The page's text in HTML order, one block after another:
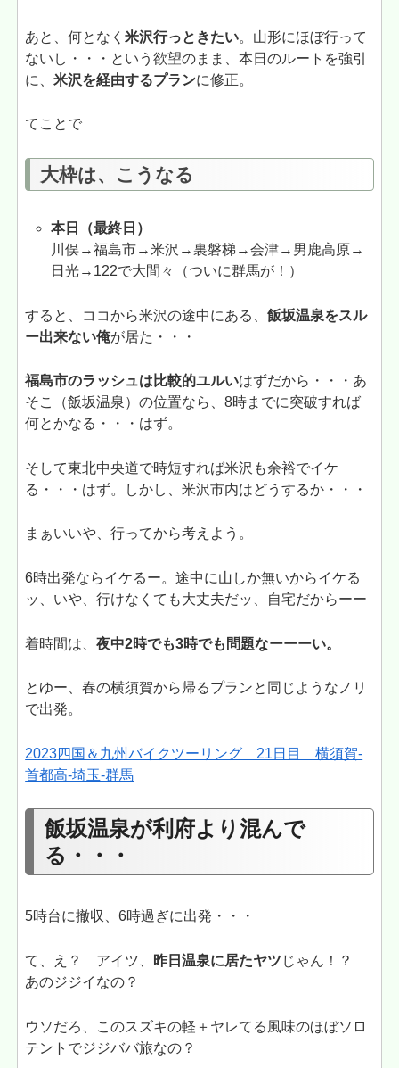
あと、何となく米沢行っときたい。山形にほぼ行って
ないし・・・という欲望のまま、本日のルートを強引
に、米沢を経由するプランに修正。
てことで
大枠は、こうなる
本日（最終日）
川俣→福島市→米沢→裏磐梯→会津→男鹿高原→
日光→122で大間々（ついに群馬が！）
すると、ココから米沢の途中にある、飯坂温泉をスル
ー出来ない俺が居た・・・
福島市のラッシュは比較的ユルいはずだから・・・あ
そこ（飯坂温泉）の位置なら、8時までに突破すれば
何とかなる・・・はず。
そして東北中央道で時短すれば米沢も余裕でイケ
る・・・はず。しかし、米沢市内はどうするか・・・
まぁいいや、行ってから考えよう。
6時出発ならイケるー。途中に山しか無いからイケる
ッ、いや、行けなくても大丈夫だッ、自宅だからーー
着時間は、夜中2時でも3時でも問題なーーーい。
とゆー、春の横須賀から帰るプランと同じようなノリ
で出発。
2023四国＆九州バイクツーリング 21日目 横須賀-
首都高-埼玉-群馬
飯坂温泉が利府より混んで
る・・・
5時台に撤収、6時過ぎに出発・・・
て、え？ アイツ、 昨日温泉に居たヤツ じゃん！？
あのジジイなの？
ウソだろ、このスズキの軽＋ヤレてる風味のほぼソロ
テントでジジババ旅なの？